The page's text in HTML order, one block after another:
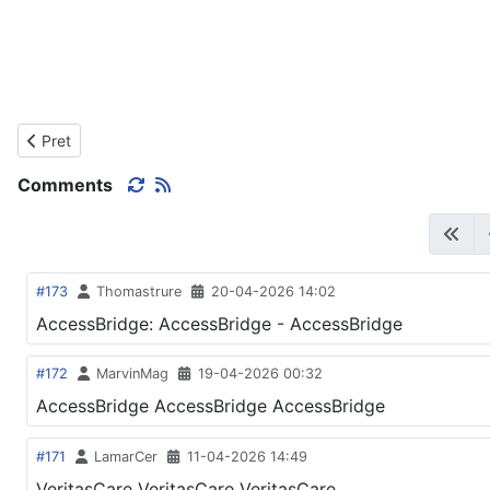
Prethodni članak: MATURANTI - 2019.
Pret
Comments
#173 Thomastrure 20-04-2026 14:02
AccessBridge: AccessBridge - AccessBridge
#172 MarvinMag 19-04-2026 00:32
AccessBridge AccessBridge AccessBridge
#171 LamarCer 11-04-2026 14:49